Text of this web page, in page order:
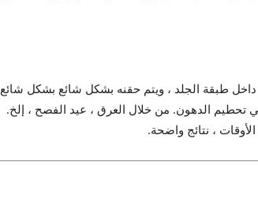
طبقة الجلد ، ويتم حقنه بشكل شائع بشكل شائع
تحطيم الدهون. من خلال العرق ، عيد الفصح ، إلخ.
، نتائج واضحة.